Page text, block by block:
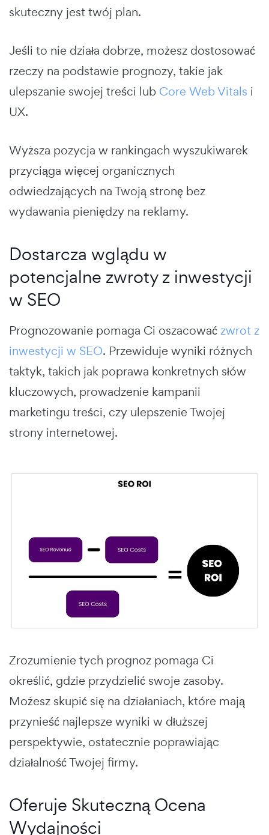
skuteczny jest twój plan.
Jeśli to nie działa dobrze, możesz dostosować
rzeczy na podstawie prognozy, takie jak
ulepszanie swojej treści lub Core Web Vitals i
UX.
Wyższa pozycja w rankingach wyszukiwarek
przyciąga więcej organicznych
odwiedzających na Twoją stronę bez
wydawania pieniędzy na reklamy.
Dostarcza wglądu w
potencjalne zwroty z inwestycji
w SEO
Prognozowanie pomaga Ci oszacowaćzwrot z
inwestycji w SEO. Przewiduje wyniki różnych
taktyk, takich jak poprawa konkretnych słów
kluczowych, prowadzenie kampanii
marketingu treści, czy ulepszenie Twojej
strony internetowej.
Zrozumienie tych prognoz pomaga Ci
określić, gdzie przydzielić swoje zasoby.
Możesz skupić się na działaniach, które mają
przynieść najlepsze wyniki w dłuższej
perspektywie, ostatecznie poprawiając
działalność Twojej firmy.
Oferuje Skuteczną Ocena
Wydajności